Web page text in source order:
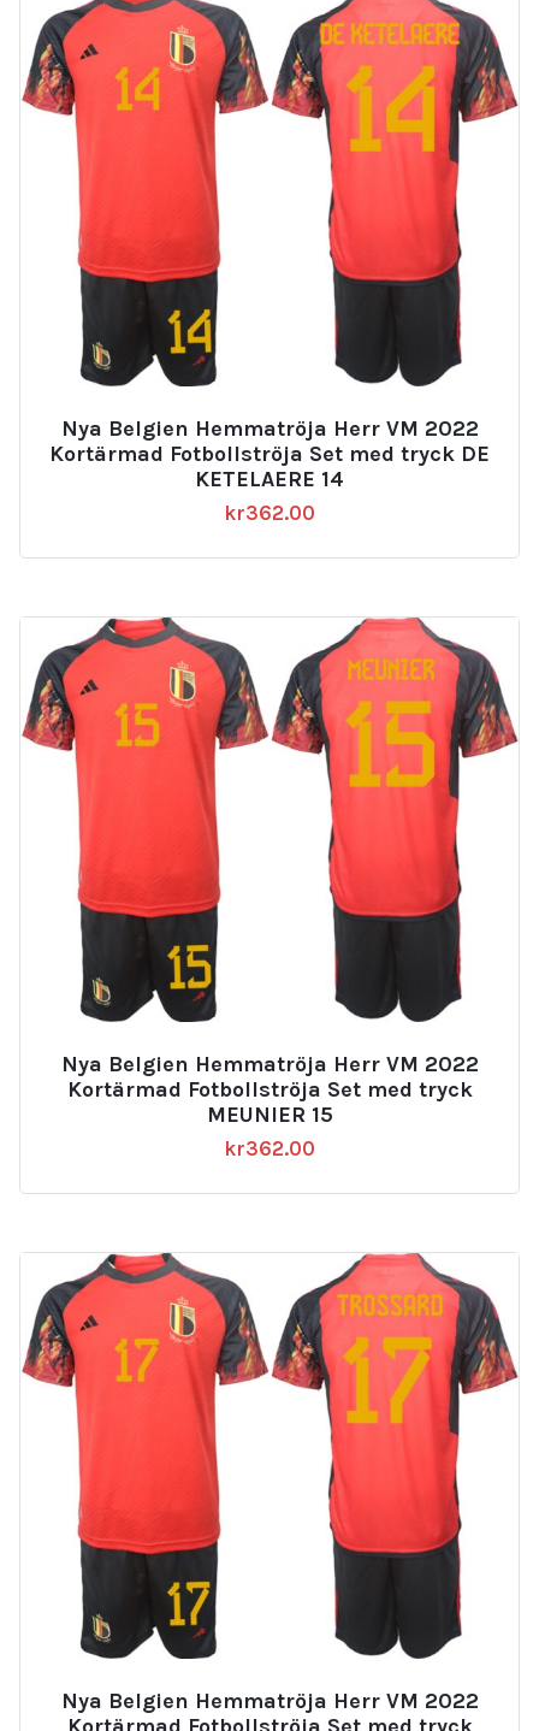
Nya Belgien Hemmatröja Herr VM 2022
Kortärmad Fotbollströja Set med tryck DE
KETELAERE 14
kr362.00
Nya Belgien Hemmatröja Herr VM 2022
Kortärmad Fotbollströja Set med tryck
MEUNIER 15
kr362.00
Nya Belgien Hemmatröja Herr VM 2022